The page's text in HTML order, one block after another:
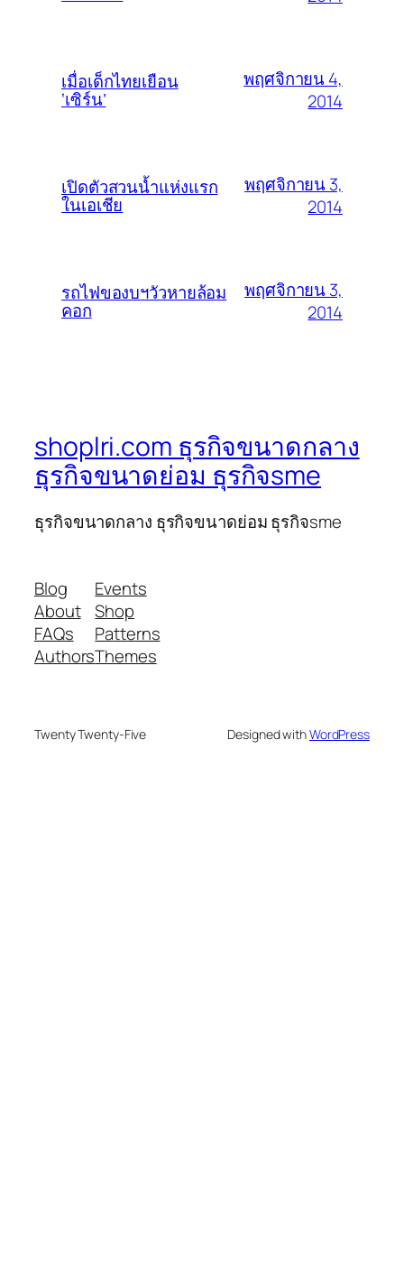
เมื่อเด็กไทยเยือน
‘เซิร์น’
พฤศจิกายน 4,
2014
เปิดตัวสวนน้ำแห่งแรก
ในเอเชีย
พฤศจิกายน 3,
2014
รถไฟของบฯวัวหายล้อม
คอก
พฤศจิกายน 3,
2014
shoplri.com ธุรกิจขนาดกลาง
ธุรกิจขนาดย่อม ธุรกิจsme
ธุรกิจขนาดกลาง ธุรกิจขนาดย่อม ธุรกิจsme
Blog
About
FAQs
Authors
Events
Shop
Patterns
Themes
Twenty Twenty-Five Designed withWordPress